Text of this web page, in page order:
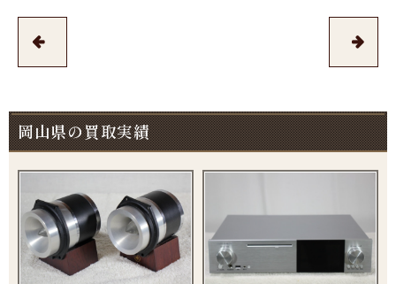
岡山県の買取実績